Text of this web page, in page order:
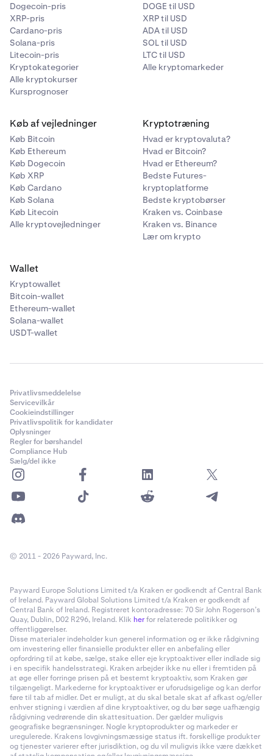
Dogecoin-pris
XRP-pris
Cardano-pris
Solana-pris
Litecoin-pris
Kryptokategorier
Alle kryptokurser
Kursprognoser
DOGE til USD
XRP til USD
ADA til USD
SOL til USD
LTC til USD
Alle kryptomarkeder
Køb af vejledninger
Køb Bitcoin
Køb Ethereum
Køb Dogecoin
Køb XRP
Køb Cardano
Køb Solana
Køb Litecoin
Alle kryptovejledninger
Kryptotræning
Hvad er kryptovaluta?
Hvad er Bitcoin?
Hvad er Ethereum?
Bedste Futures-
kryptoplatforme
Bedste kryptobørser
Kraken vs. Coinbase
Kraken vs. Binance
Lær om krypto
Wallet
Kryptowallet
Bitcoin-wallet
Ethereum-wallet
Solana-wallet
USDT-wallet
Privatlivsmeddelelse
Servicevilkår
Cookieindstillinger
Privatlivspolitik for kandidater
Oplysninger
Regler for børshandel
Compliance Hub
Sælg/del ikke
© 2011 - 2026 Payward, Inc.
Payward Europe Solutions Limited t/a Kraken er godkendt af Central Bank
of Ireland. Payward Global Solutions Limited t/a Kraken er godkendt af
Central Bank of Ireland. Registreret kontoradresse: 70 Sir John Rogerson’s
Quay, Dublin, D02 R296, Ireland. Klik herfor relaterede politikker og
offentliggørelser.
Disse materialer indeholder kun generel information og er ikke rådgivning
om investering eller finansielle produkter eller en anbefaling eller
opfordring til at købe, sælge, stake eller eje kryptoaktiver eller indlade sig
i en specifik handelsstrategi. Kraken arbejder ikke nu eller i fremtiden på
at øge eller forringe prisen på et bestemt kryptoaktiv, som Kraken gør
tilgængeligt. Markederne for kryptoaktiver er uforudsigelige og kan derfor
føre til tab af midler. Det er muligt, at du skal betale skat af afkast og/eller
enhver stigning i værdien af dine kryptoaktiver, og du bør søge uafhængig
rådgivning vedrørende din skattesituation. Der gælder muligvis
geografiske begrænsninger. Nogle kryptoprodukter og markeder er
uregulerede. Krakens lovgivningsmæssige status ift. forskellige produkter
og tjenester varierer efter jurisdiktion, og du vil muligvis ikke være dækket